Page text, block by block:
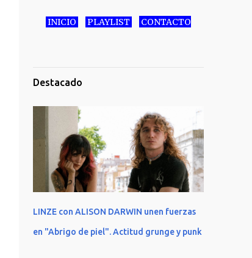
INICIO PLAYLIST CONTACTO
Destacado
LINZE con ALISON DARWIN unen fuerzas
en "Abrigo de piel". Actitud grunge y punk